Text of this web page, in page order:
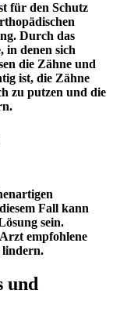
für den Schutz
Durch das
in denen sich
die Zähne und
ist, die Zähne
zu putzen und die
Fall kann
sein.
empfohlene
lindern.
und